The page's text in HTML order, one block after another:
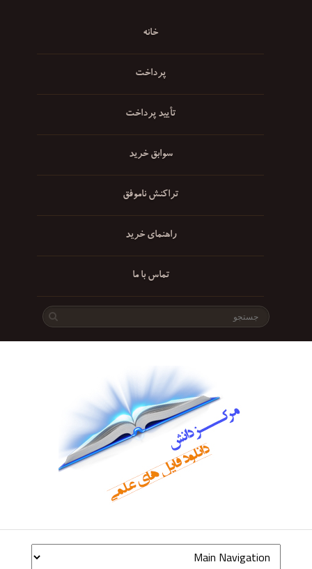
خانه
پرداخت
تأیید پرداخت
سوابق خرید
تراکنش ناموفق
راهنمای خرید
تماس با ما